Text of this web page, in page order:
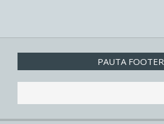
PAUTA FOOTER